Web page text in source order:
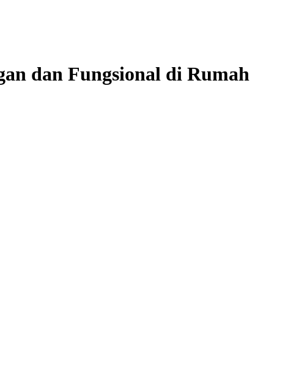
dan Fungsional di Rumah